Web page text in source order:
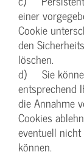
einer
Cookie
den
löschen.
d) Sie
entsprechend
die Annahme
Cookies
eventuell
können.